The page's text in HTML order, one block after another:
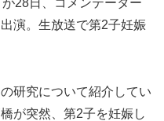
演。生放送で第2子妊娠
研究について紹介してい
が突然、第2子を妊娠し